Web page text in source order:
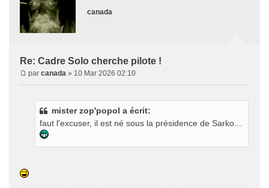
canada
Re: Cadre Solo cherche pilote !
par canada » 10 Mar 2026 02:10
mister zop'popol a écrit:
faut l'excuser, il est né sous la présidence de Sarko...